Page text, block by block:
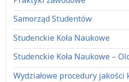
Samorząd Studentów
Studenckie Koła Naukowe
Studenckie Koła Naukowe –
Wydziałowe procedury jakości